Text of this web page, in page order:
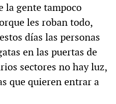
la gente tampoco
les roban todo,
días las personas
en las puertas de
sectores no hay luz,
que quieren entrar a